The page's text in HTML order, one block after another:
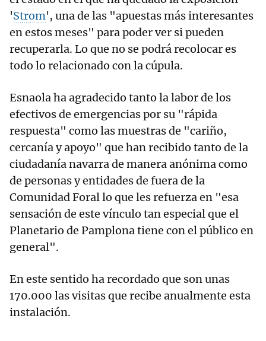
'Strom', una de las "apuestas más interesantes
en estos meses" para poder ver si pueden
recuperarla. Lo que no se podrá recolocar es
todo lo relacionado con la cúpula.
Esnaola ha agradecido tanto la labor de los
efectivos de emergencias por su "rápida
respuesta" como las muestras de "cariño,
cercanía y apoyo" que han recibido tanto de la
ciudadanía navarra de manera anónima como
de personas y entidades de fuera de la
Comunidad Foral lo que les refuerza en "esa
sensación de este vínculo tan especial que el
Planetario de Pamplona tiene con el público en
general".
En este sentido ha recordado que son unas
170.000 las visitas que recibe anualmente esta
instalación.